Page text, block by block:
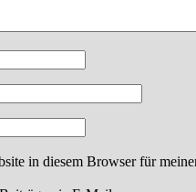
in diesem Browser für